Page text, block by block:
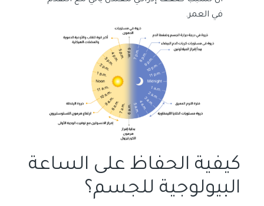
في العمر.
كيفية الحفاظ على الساعة
البيولوجية للجسم؟